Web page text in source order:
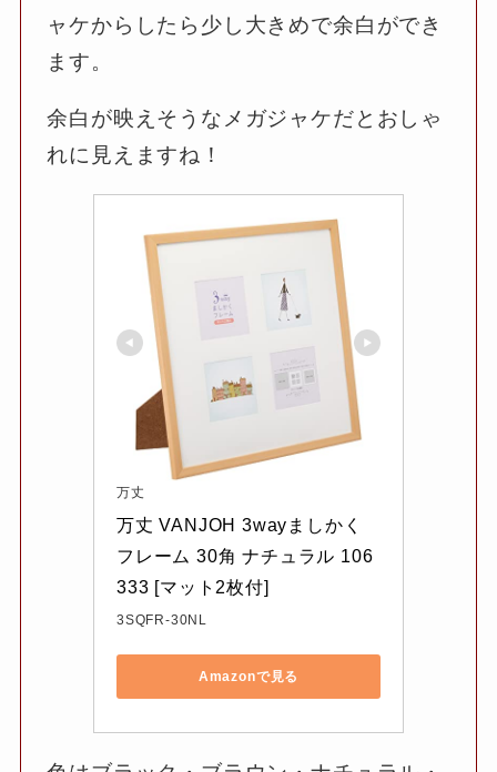
ャケからしたら少し大きめで余白ができ
ます。
余白が映えそうなメガジャケだとおしゃ
れに見えますね！
万丈
万丈 VANJOH 3wayましかく
フレーム 30角 ナチュラル 106
333 [マット2枚付]
3SQFR-30NL
Amazonで見る